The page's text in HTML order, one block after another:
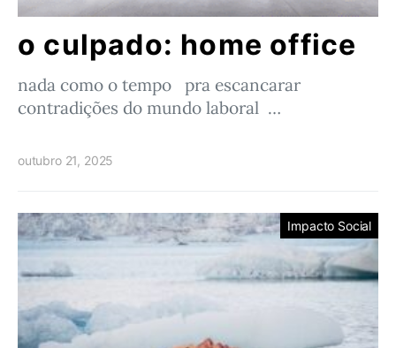
o culpado: home office
nada como o tempo pra escancarar
contradições do mundo laboral …
outubro 21, 2025
Impacto Social